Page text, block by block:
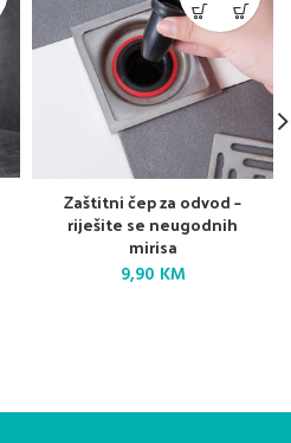
Zaštitni čep za odvod –
riješite se neugodnih
mirisa
9,90 KM